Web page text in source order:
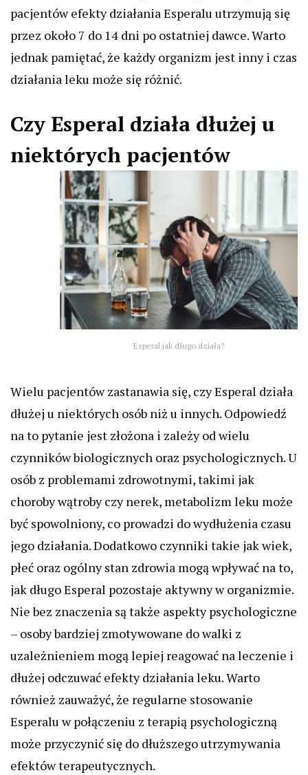
pacjentów efekty działania Esperalu utrzymują się
przez około 7 do 14 dni po ostatniej dawce. Warto
jednak pamiętać, że każdy organizm jest inny i czas
działania leku może się różnić.
Czy Esperal działa dłużej u
niektórych pacjentów
Esperal jak długo działa?
Wielu pacjentów zastanawia się, czy Esperal działa
dłużej u niektórych osób niż u innych. Odpowiedź
na to pytanie jest złożona i zależy od wielu
czynników biologicznych oraz psychologicznych. U
osób z problemami zdrowotnymi, takimi jak
choroby wątroby czy nerek, metabolizm leku może
być spowolniony, co prowadzi do wydłużenia czasu
jego działania. Dodatkowo czynniki takie jak wiek,
płeć oraz ogólny stan zdrowia mogą wpływać na to,
jak długo Esperal pozostaje aktywny w organizmie.
Nie bez znaczenia są także aspekty psychologiczne
– osoby bardziej zmotywowane do walki z
uzależnieniem mogą lepiej reagować na leczenie i
dłużej odczuwać efekty działania leku. Warto
również zauważyć, że regularne stosowanie
Esperalu w połączeniu z terapią psychologiczną
może przyczynić się do dłuższego utrzymywania
efektów terapeutycznych.